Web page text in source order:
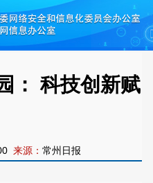
： 科技创新赋
来源： 常州日报